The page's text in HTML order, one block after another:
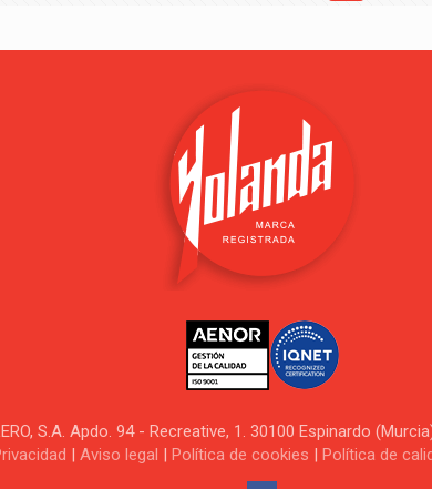
S.A. Apdo. 94 - Recreative, 1. 30100 Espinardo
| Aviso legal | Política de cookies | Política de